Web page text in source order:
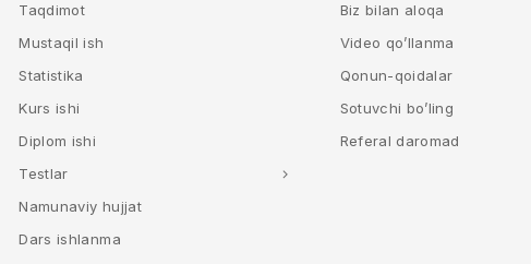
Taqdimot
Mustaqil ish
Statistika
Kurs ishi
Diplom ishi
Testlar
Namunaviy hujjat
Dars ishlanma
Biz bilan aloqa
Video qo’llanma
Qonun-qoidalar
Sotuvchi bo’ling
Referal daromad